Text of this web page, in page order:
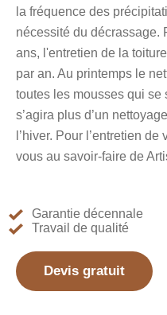
la fréquence des
nécessité du décrassage.
ans, l'entretien de la
par an. Au printemps le
toutes les mousses qui se
s’agira plus d’un
l’hiver. Pour l’entretien
vous au savoir-faire de
Garantie décennale
Travail de qualité
Devis gratuit